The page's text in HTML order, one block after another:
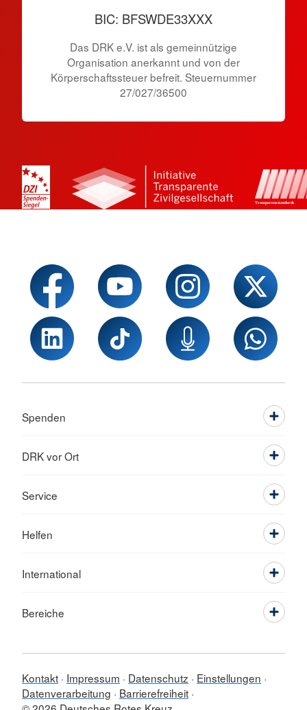
BIC: BFSWDE33XXX
Das DRK e.V. ist als gemeinnützige
Organisation anerkannt und von der
Körperschaftssteuer befreit. Steuernummer
27/027/36500
Spenden
DRK vor Ort
Service
Helfen
International
Bereiche
Kontakt Impressum Datenschutz
Einstellungen
Datenverarbeitung
Barrierefreiheit